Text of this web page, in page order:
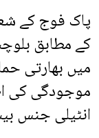
پاک فوج کے
کے مطابق
میں بھارتی
موجودگی کی
انٹیلی جنس